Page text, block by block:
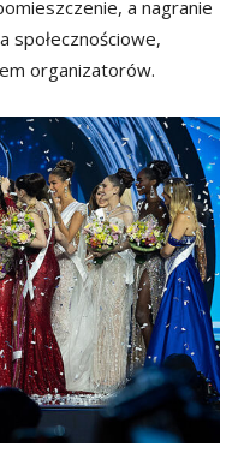
a nagranie
społecznościowe,
organizatorów.